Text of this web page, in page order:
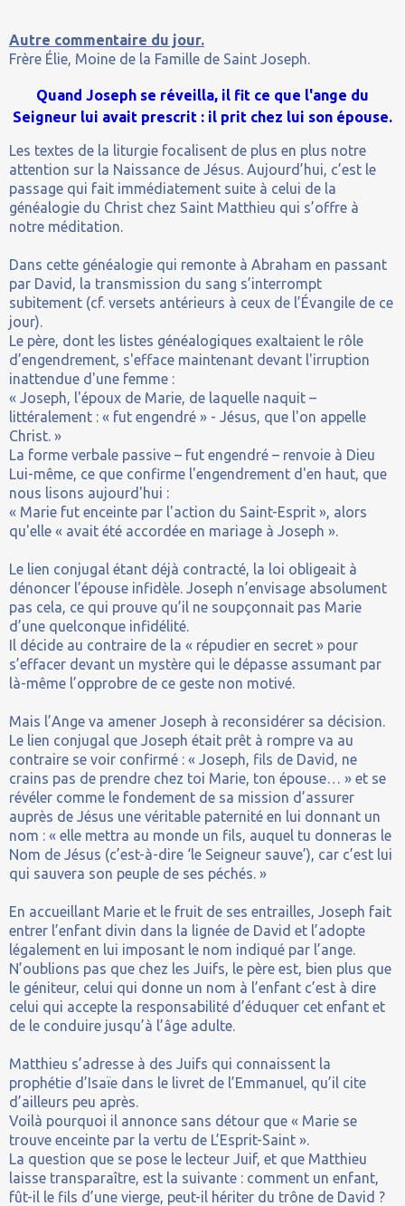
Autre commentaire du jour.
Frère Élie, Moine de la Famille de Saint Joseph.
Quand Joseph se réveilla, il fit ce que l'ange du
Seigneur lui avait prescrit : il prit chez lui son épouse.
Les textes de la liturgie focalisent de plus en plus notre
attention sur la Naissance de Jésus. Aujourd’hui, c’est le
passage qui fait immédiatement suite à celui de la
généalogie du Christ chez Saint Matthieu qui s’offre à
notre méditation.
Dans cette généalogie qui remonte à Abraham en passant
par David, la transmission du sang s’interrompt
subitement (cf. versets antérieurs à ceux de l’Évangile de ce
jour).
Le père, dont les listes généalogiques exaltaient le rôle
d’engendrement, s'efface maintenant devant l'irruption
inattendue d'une femme :
« Joseph, l'époux de Marie, de laquelle naquit –
littéralement : « fut engendré » - Jésus, que l'on appelle
Christ. »
La forme verbale passive – fut engendré – renvoie à Dieu
Lui-même, ce que confirme l'engendrement d'en haut, que
nous lisons aujourd'hui :
« Marie fut enceinte par l'action du Saint-Esprit », alors
qu'elle « avait été accordée en mariage à Joseph ».
Le lien conjugal étant déjà contracté, la loi obligeait à
dénoncer l’épouse infidèle. Joseph n’envisage absolument
pas cela, ce qui prouve qu’il ne soupçonnait pas Marie
d’une quelconque infidélité.
Il décide au contraire de la « répudier en secret » pour
s’effacer devant un mystère qui le dépasse assumant par
là-même l’opprobre de ce geste non motivé.
Mais l’Ange va amener Joseph à reconsidérer sa décision.
Le lien conjugal que Joseph était prêt à rompre va au
contraire se voir confirmé : « Joseph, fils de David, ne
crains pas de prendre chez toi Marie, ton épouse… » et se
révéler comme le fondement de sa mission d’assurer
auprès de Jésus une véritable paternité en lui donnant un
nom : « elle mettra au monde un fils, auquel tu donneras le
Nom de Jésus (c’est-à-dire ‘le Seigneur sauve’), car c’est lui
qui sauvera son peuple de ses péchés. »
En accueillant Marie et le fruit de ses entrailles, Joseph fait
entrer l’enfant divin dans la lignée de David et l’adopte
légalement en lui imposant le nom indiqué par l’ange.
N’oublions pas que chez les Juifs, le père est, bien plus que
le géniteur, celui qui donne un nom à l’enfant c’est à dire
celui qui accepte la responsabilité d’éduquer cet enfant et
de le conduire jusqu’à l’âge adulte.
Matthieu s’adresse à des Juifs qui connaissent la
prophétie d’Isaïe dans le livret de l’Emmanuel, qu’il cite
d’ailleurs peu après.
Voilà pourquoi il annonce sans détour que « Marie se
trouve enceinte par la vertu de L’Esprit-Saint ».
La question que se pose le lecteur Juif, et que Matthieu
laisse transparaître, est la suivante : comment un enfant,
fût-il le fils d’une vierge, peut-il hériter du trône de David ?